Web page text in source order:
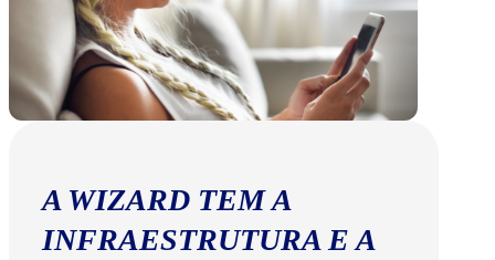
A WIZARD TEM A
INFRAESTRUTURA E A